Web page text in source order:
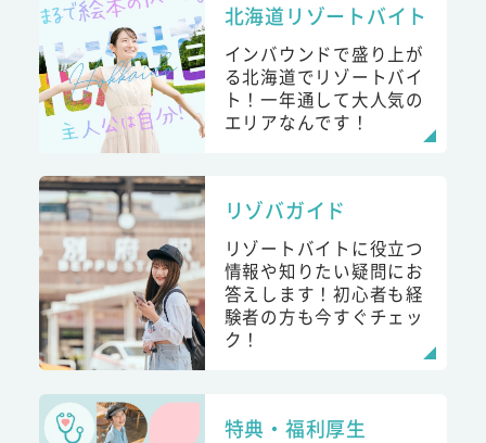
北海道リゾートバイト
インバウンドで盛り上が
る北海道でリゾートバイ
ト！一年通して大人気の
エリアなんです！
リゾバガイド
リゾートバイトに役立つ
情報や知りたい疑問にお
答えします！初心者も経
験者の方も今すぐチェッ
ク！
特典・福利厚生